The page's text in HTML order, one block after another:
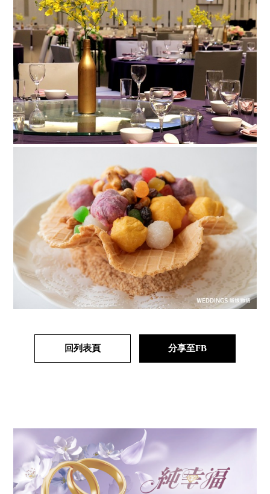
回列表頁 分享至FB